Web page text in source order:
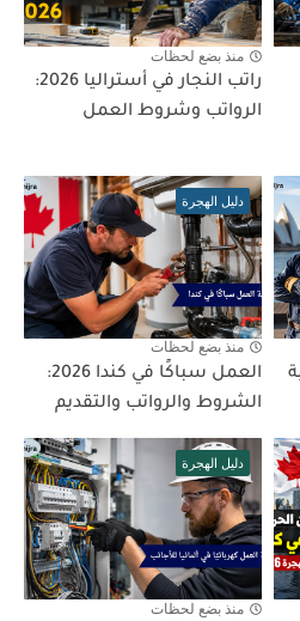
منذ بضع لحظات
راتب النجار في أستراليا 2026:
الرواتب وشروط العمل
دليل الهجرة
منذ بضع لحظات
العمل سباكًا في كندا 2026:
الشروط والرواتب والتقديم
دليل الهجرة
منذ بضع لحظات